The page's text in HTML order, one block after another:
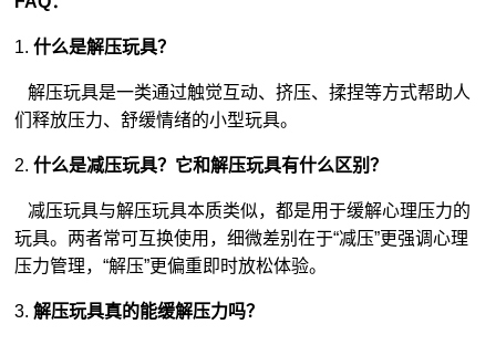
1.什么是解压玩具？
解压玩具是一类通过触觉互动、挤压、揉捏等方式帮助人
们释放压力、舒缓情绪的小型玩具。
2.什么是减压玩具？它和解压玩具有什么区别？
减压玩具与解压玩具本质类似，都是用于缓解心理压力的
玩具。两者常可互换使用，细微差别在于“减压”更强调心理
压力管理，“解压”更偏重即时放松体验。
3.解压玩具真的能缓解压力吗？